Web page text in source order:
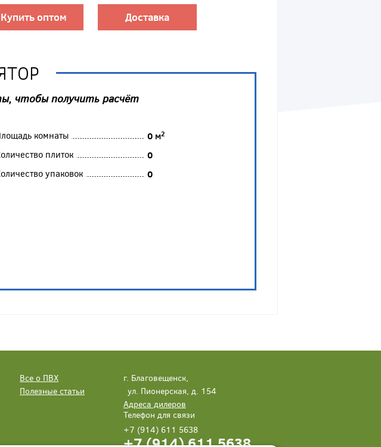
Купить оптом Доставка
чтобы получить расчёт
комнаты 0м2
плиток
0
упаковок
0
Все о ПВХ
Полезные статьи
г. Благовещенск,
ул. Пионерская, д. 154
Адреса дилеров
Телефон для связи
+7 (914) 611 5638
+7 (914) 611 5638